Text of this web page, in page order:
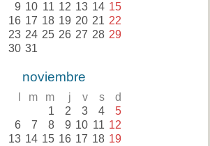
9 10 11 12 13 14 15
16 17 18 19 20 21 22
23 24 25 26 27 28 29
30 31
noviembre
m m j v s d
1 2 3 4 5
6 7 8 9 10 11 12
13 14 15 16 17 18 19